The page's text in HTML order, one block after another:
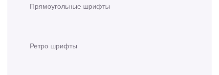
Прямоугольные шрифты
Ретро шрифты